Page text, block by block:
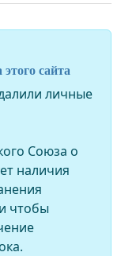
сайта
личные
Союза о
наличия
чтобы